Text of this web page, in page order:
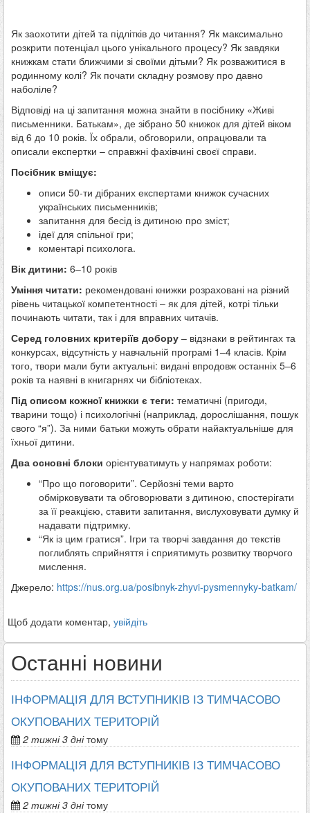
Як заохотити дітей та підлітків до читання? Як максимально
розкрити потенціал цього унікального процесу? Як завдяки
книжкам стати ближчими зі своїми дітьми? Як розважитися в
родинному колі? Як почати складну розмову про давно
наболіле?
Відповіді на ці запитання можна знайти в посібнику «Живі
письменники. Батькам», де зібрано 50 книжок для дітей віком
від 6 до 10 років. Їх обрали, обговорили, опрацювали та
описали експертки – справжні фахівчині своєї справи.
Посібник вміщує:
описи 50-ти дібраних експертами книжок сучасних
українських письменників;
запитання для бесід із дитиною про зміст;
ідеї для спільної гри;
коментарі психолога.
Вік дитини: 6–10 років
Уміння читати: рекомендовані книжки розраховані на різний
рівень читацької компетентності – як для дітей, котрі тільки
починають читати, так і для вправних читачів.
Серед головних критеріїв добору – відзнаки в рейтингах та
конкурсах, відсутність у навчальній програмі 1–4 класів. Крім
того, твори мали бути актуальні: видані впродовж останніх 5–6
років та наявні в книгарнях чи бібліотеках.
Під описом кожної книжки є теги: тематичні (пригоди,
тварини тощо) і психологічні (наприклад, дорослішання, пошук
свого “я”). За ними батьки можуть обрати найактуальніше для
їхньої дитини.
Два основні блоки орієнтуватимуть у напрямах роботи:
“Про що поговорити”. Серйозні теми варто
обмірковувати та обговорювати з дитиною, спостерігати
за її реакцією, ставити запитання, вислуховувати думку й
надавати підтримку.
“Як із цим гратися”. Ігри та творчі завдання до текстів
поглиблять сприйняття і сприятимуть розвитку творчого
мислення.
Джерело: https://nus.org.ua/posibnyk-zhyvi-pysmennyky-batkam/
Щоб додати коментар, увійдіть
Останні новини
ІНФОРМАЦІЯ ДЛЯ ВСТУПНИКІВ ІЗ ТИМЧАСОВО
ОКУПОВАНИХ ТЕРИТОРІЙ
2 тижні 3 днітому
ІНФОРМАЦІЯ ДЛЯ ВСТУПНИКІВ ІЗ ТИМЧАСОВО
ОКУПОВАНИХ ТЕРИТОРІЙ
2 тижні 3 днітому